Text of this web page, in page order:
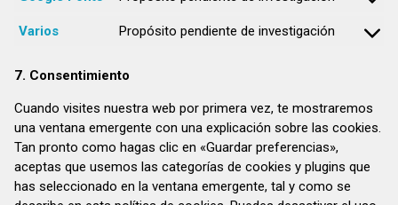
google-
Consent
Varios Propósito pendiente de investigación
Consent
7. Consentimiento
Cuando visites nuestra web por primera vez, te mostraremos
una ventana emergente con una explicación sobre las cookies.
Tan pronto como hagas clic en «Guardar preferencias»,
aceptas que usemos las categorías de cookies y plugins que
has seleccionado en la ventana emergente, tal y como se